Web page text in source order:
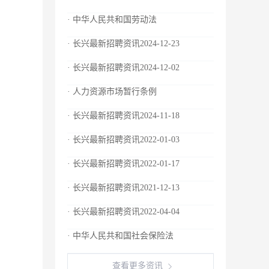
· 中华人民共和国劳动法
· 长兴最新招聘资讯2024-12-23
· 长兴最新招聘资讯2024-12-02
· 人力资源市场暂行条例
· 长兴最新招聘资讯2024-11-18
· 长兴最新招聘资讯2022-01-03
· 长兴最新招聘资讯2022-01-17
· 长兴最新招聘资讯2021-12-13
· 长兴最新招聘资讯2022-04-04
· 中华人民共和国社会保险法
查看更多资讯